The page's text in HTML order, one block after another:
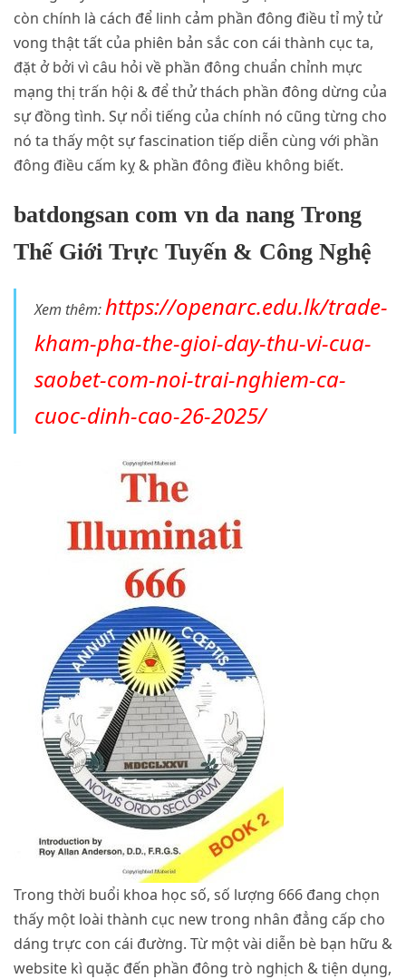
còn chính là cách để linh cảm phần đông điều tỉ mỷ tử
vong thật tất của phiên bản sắc con cái thành cục ta,
đặt ở bởi vì câu hỏi về phần đông chuẩn chỉnh mực
mạng thị trấn hội & để thử thách phần đông dừng của
sự đồng tình. Sự nổi tiếng của chính nó cũng từng cho
nó ta thấy một sự fascination tiếp diễn cùng với phần
đông điều cấm kỵ & phần đông điều không biết.
batdongsan com vn da nang Trong
Thế Giới Trực Tuyến & Công Nghệ
Xem thêm:https://openarc.edu.lk/trade-
kham-pha-the-gioi-day-thu-vi-cua-
saobet-com-noi-trai-nghiem-ca-
cuoc-dinh-cao-26-2025/
Trong thời buổi khoa học số, số lượng 666 đang chọn
thấy một loài thành cục new trong nhân đẳng cấp cho
dáng trực con cái đường. Từ một vài diễn bè bạn hữu &
website kì quặc đến phần đông trò nghịch & tiện dụng,